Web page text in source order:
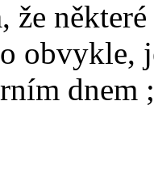
že
obvykle,
dnem